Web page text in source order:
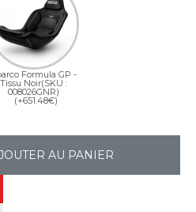
Formula GP -
Tissu Noir(SKU :
008026GNR)
(+651.48€)
AU PANIER